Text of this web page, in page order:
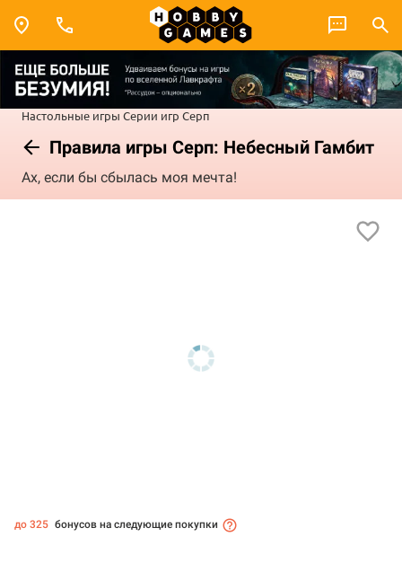
Настольные игры Серии игр Серп
Правила игры Серп: Небесный Гамбит
Ах, если бы сбылась моя мечта!
до 325 бонусов на следующие покупки